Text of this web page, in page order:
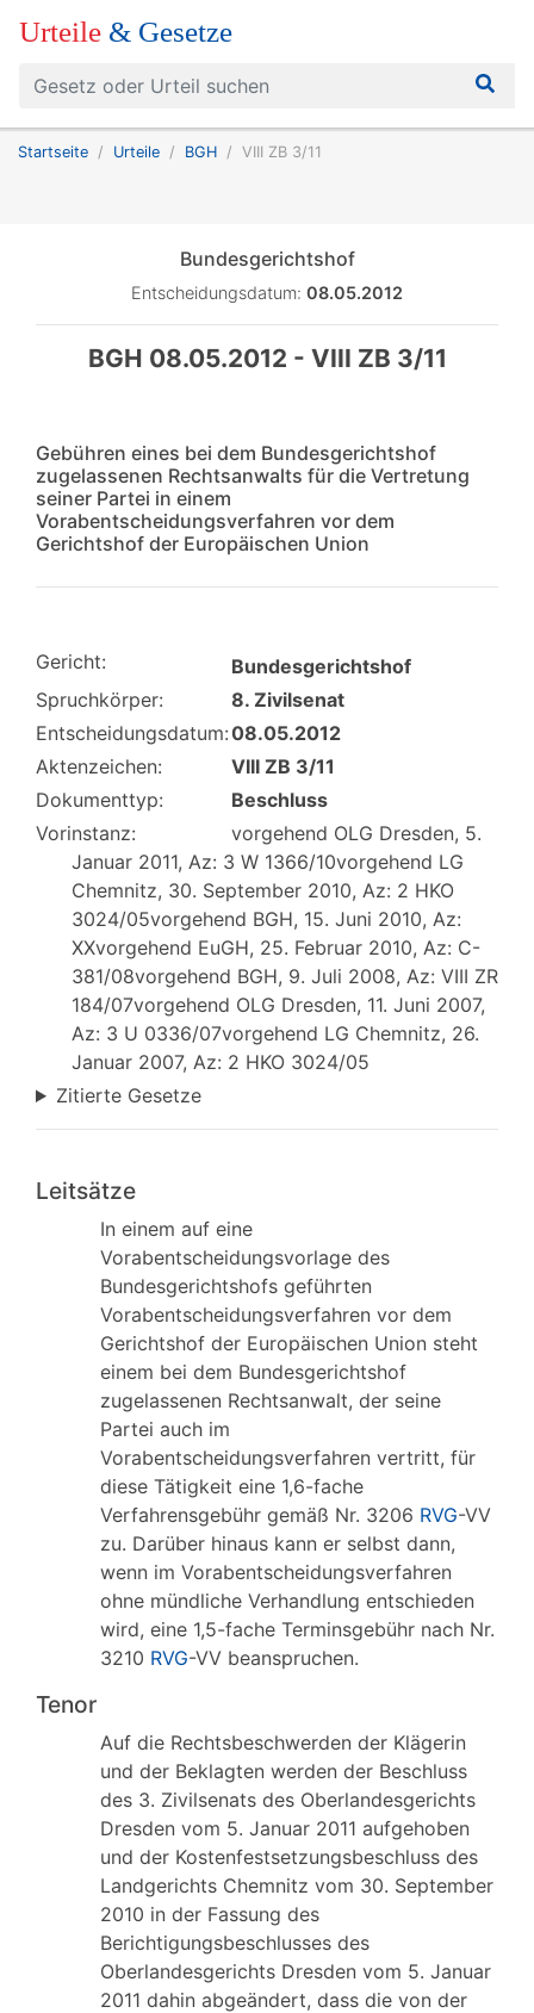
Urteile & Gesetze
Startseite Urteile BGH VIII ZB 3/11
Bundesgerichtshof
Entscheidungsdatum: 08.05.2012
BGH 08.05.2012 - VIII ZB 3/11
Gebühren eines bei dem Bundesgerichtshof
zugelassenen Rechtsanwalts für die Vertretung
seiner Partei in einem
Vorabentscheidungsverfahren vor dem
Gerichtshof der Europäischen Union
Gericht:
Bundesgerichtshof
Spruchkörper:
8. Zivilsenat
Entscheidungsdatum:08.05.2012
Aktenzeichen:
VIII ZB 3/11
Dokumenttyp:
Beschluss
Vorinstanz:
vorgehend OLG Dresden, 5.
Januar 2011, Az: 3 W 1366/10vorgehend LG
Chemnitz, 30. September 2010, Az: 2 HKO
3024/05vorgehend BGH, 15. Juni 2010, Az:
XXvorgehend EuGH, 25. Februar 2010, Az: C-
381/08vorgehend BGH, 9. Juli 2008, Az: VIII ZR
184/07vorgehend OLG Dresden, 11. Juni 2007,
Az: 3 U 0336/07vorgehend LG Chemnitz, 26.
Januar 2007, Az: 2 HKO 3024/05
Zitierte Gesetze
Leitsätze
In einem auf eine
Vorabentscheidungsvorlage des
Bundesgerichtshofs geführten
Vorabentscheidungsverfahren vor dem
Gerichtshof der Europäischen Union steht
einem bei dem Bundesgerichtshof
zugelassenen Rechtsanwalt, der seine
Partei auch im
Vorabentscheidungsverfahren vertritt, für
diese Tätigkeit eine 1,6-fache
Verfahrensgebühr gemäß Nr. 3206 RVG-VV
zu. Darüber hinaus kann er selbst dann,
wenn im Vorabentscheidungsverfahren
ohne mündliche Verhandlung entschieden
wird, eine 1,5-fache Terminsgebühr nach Nr.
3210 RVG-VV beanspruchen.
Tenor
Auf die Rechtsbeschwerden der Klägerin
und der Beklagten werden der Beschluss
des 3. Zivilsenats des Oberlandesgerichts
Dresden vom 5. Januar 2011 aufgehoben
und der Kostenfestsetzungsbeschluss des
Landgerichts Chemnitz vom 30. September
2010 in der Fassung des
Berichtigungsbeschlusses des
Oberlandesgerichts Dresden vom 5. Januar
2011 dahin abgeändert, dass die von der